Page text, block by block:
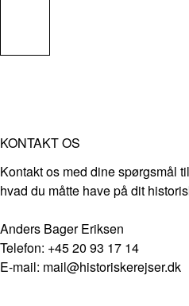
KONTAKT OS
Kontakt os med dine spørgsmål
hvad du måtte have på dit
Anders Bager Eriksen
Telefon: +45 20 93 17 14
E-mail: mail@historiskerejser.dk